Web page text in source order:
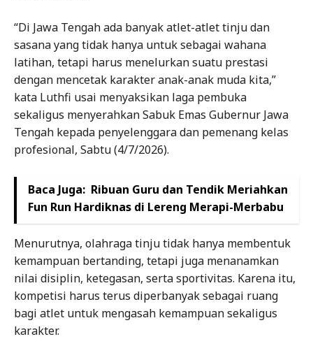
“Di Jawa Tengah ada banyak atlet-atlet tinju dan
sasana yang tidak hanya untuk sebagai wahana
latihan, tetapi harus menelurkan suatu prestasi
dengan mencetak karakter anak-anak muda kita,”
kata Luthfi usai menyaksikan laga pembuka
sekaligus menyerahkan Sabuk Emas Gubernur Jawa
Tengah kepada penyelenggara dan pemenang kelas
profesional, Sabtu (4/7/2026).
Baca Juga: Ribuan Guru dan Tendik Meriahkan
Fun Run Hardiknas di Lereng Merapi-Merbabu
Menurutnya, olahraga tinju tidak hanya membentuk
kemampuan bertanding, tetapi juga menanamkan
nilai disiplin, ketegasan, serta sportivitas. Karena itu,
kompetisi harus terus diperbanyak sebagai ruang
bagi atlet untuk mengasah kemampuan sekaligus
karakter.